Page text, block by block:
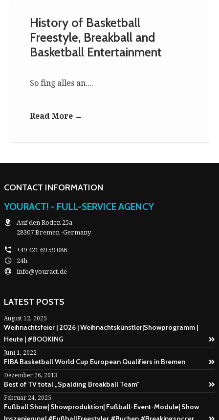
History of Basketball
Freestyle, Breakball and
Basketball Entertainment
So fing alles an....
Read More →
CONTACT INFORMATION
YOURACT! - FULL-SERVICE AGENCY
Auf den Roden 25a
28307 Bremen -Germany
+49 421 69 59 086
24h
info@youract.de
LATEST POSTS
August 12, 2025
Weihnachtsfeier | 2026 | Weihnachtskünstler|Showprogramm |
Heute | #BOOKING
Juni 1, 2022
FIBA Basketball World Cup European Qualifiers in Bremen
Dezember 26, 2013
Best of TV total „Spalding Breakball Team“
Februar 24, 2025
Fußball Show| Showproduktion| Fußball-Event-Module| Show